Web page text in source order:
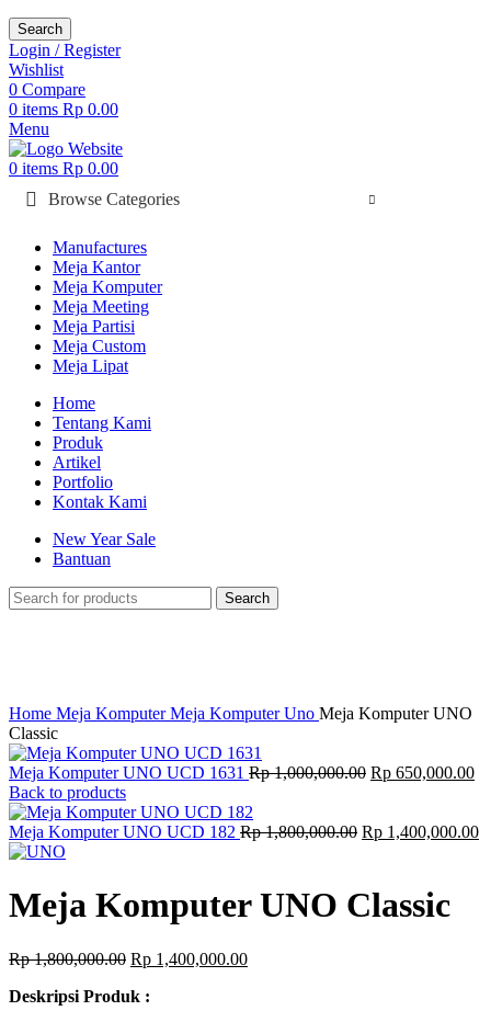
Search
Login / Register
Wishlist
0 Compare
0 items Rp 0.00
Menu
0 items Rp 0.00
Browse Categories
Manufactures
Meja Kantor
Meja Komputer
Meja Meeting
Meja Partisi
Meja Custom
Meja Lipat
Home
Tentang Kami
Produk
Artikel
Portfolio
Kontak Kami
New Year Sale
Bantuan
Search
Home Meja KomputerMeja Komputer Uno Meja Komputer UNO
Classic
Meja Komputer UNO UCD 1631 Rp1,000,000.00 Original
Rp 1,000,000.00.
Rp 650,000.00
Back to products
Meja Komputer UNO UCD 182 Rp1,800,000.00 Original
Rp 1,800,000.00.
Rp 1,400,000.00
Meja Komputer UNO Classic
Rp1,800,000.00 Original
was:
Rp 1,400,000.00Current
Deskripsi Produk :